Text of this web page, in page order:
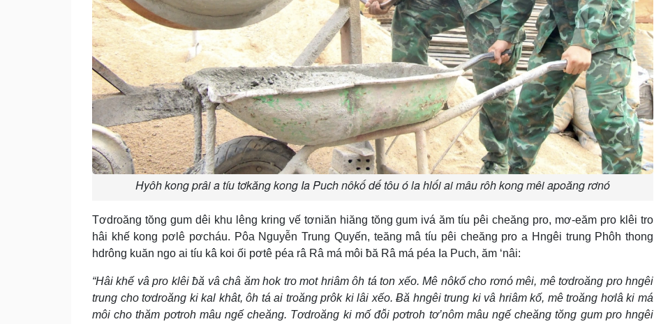
Hyôh kong prâi a tíu tơkăng kong Ia Puch nôkố dế tôu ó la hlối ai mâu rôh kong mêi apoăng rơnó
Tơdroăng tŏng gum dêi khu lêng kring vế tơniăn hiăng tŏng gum ivá ăm tíu pêi cheăng pro, mơ-eăm pro klêi tro
hâi khế kong pơlê pơcháu. Pôa Nguyễn Trung Quyến, teăng mâ tíu pêi cheăng pro a Hngêi trung Phôh thong
hdrông kuăn ngo ai tíu kâ koi ối pơtê péa râ Râ má môi ƀă Râ má péa Ia Puch, ăm ‘nâi:
“Hâi khế vâ pro klêi ƀă vâ châ ăm hok tro mot hriâm ôh tá ton xếo. Mê nôkố cho rơnó mêi, mê tơdroăng pro hngêi
trung cho tơdroăng ki kal khât, ôh tá ai troăng prôk ki lâi xếo. Ƀă hngêi trung ki vâ hriâm kố, mê troăng hơlâ ki má
môi cho thăm pơtroh mâu ngế cheăng. Tơdroăng ki mố đô̆i pơtroh tơ’nôm mâu ngế cheăng tŏng gum pro hngêi